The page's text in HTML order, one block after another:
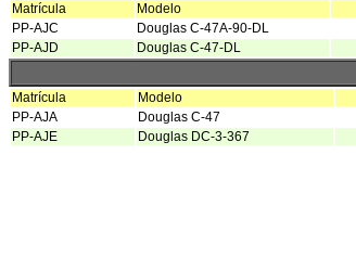
Matrícula Modelo
PP-AJC
Douglas C-47A-90-DL
PP-AJD
Douglas C-47-DL
Matrícula Modelo
PP-AJA
Douglas C-47
PP-AJE
Douglas DC-3-367